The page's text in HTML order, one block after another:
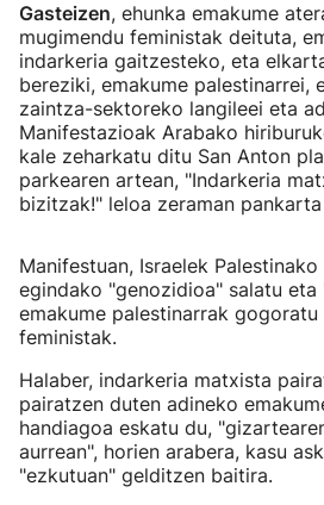
Gasteizen, ehunka emakume
mugimendu feministak deituta,
indarkeria gaitzesteko, eta
bereziki, emakume palestinarrei,
zaintza-sektoreko langileei eta
Manifestazioak Arabako
kale zeharkatu ditu San Anton
parkearen artean, "Indarkeria
bizitzak!" leloa zeraman
Manifestuan, Israelek
egindako "genozidioa" salatu eta
emakume palestinarrak
feministak.
Halaber, indarkeria matxista
pairatzen duten adineko
handiagoa eskatu du,
aurrean", horien arabera, kasu
"ezkutuan" gelditzen baitira.